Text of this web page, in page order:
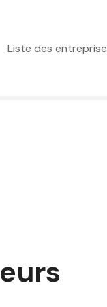
Liste des